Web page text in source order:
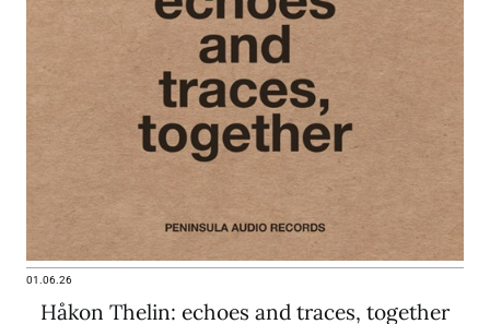
01.06.26
Håkon Thelin: echoes and traces, together